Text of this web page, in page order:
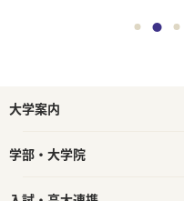
大学案内
学部・大学院